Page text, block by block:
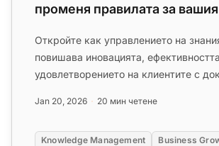
променя правилата за
Откройте как управлението на
повишава иновацията,
удовлетворението на клиентите с
Jan 20, 2026 20 мин четене
Knowledge Management Business